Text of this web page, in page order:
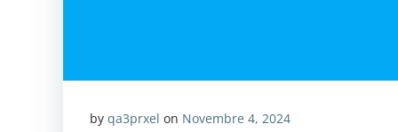
by qa3prxel on Novembre 4, 2024